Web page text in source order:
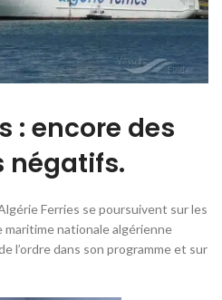
: encore des
négatifs.
Ferries se poursuivent sur les
maritime nationale algérienne
l’ordre dans son programme et sur